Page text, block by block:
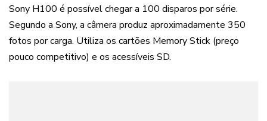
Sony H100 é possível chegar a 100 disparos por série.
Segundo a Sony, a câmera produz aproximadamente 350
fotos por carga. Utiliza os cartões Memory Stick (preço
pouco competitivo) e os acessíveis SD.